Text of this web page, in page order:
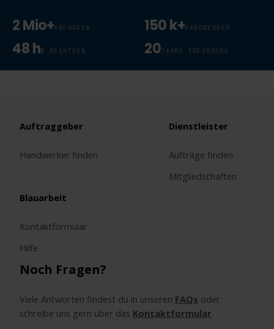
2 Mio+ANFRAGEN 150 k+HANDWERKER
48 hØ REAKTION 20JAHRE ERFAHRUNG
Noch Fragen?
Viele Antworten findest du in unseren FAQs oder
schreibe uns gern über das Kontaktformular.
Auftraggeber
Handwerker finden
Dienstleister
Aufträge finden
Mitgliedschaften
Blauarbeit
Kontaktformular
Hilfe